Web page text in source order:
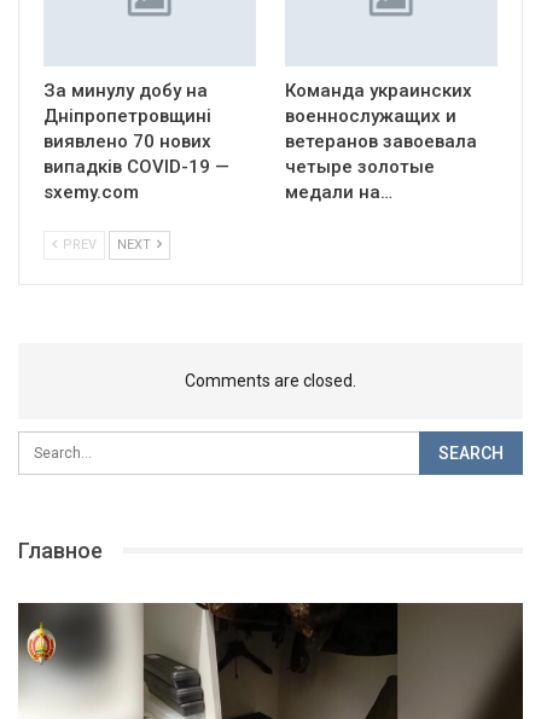
За минулу добу на
Дніпропетровщині
виявлено 70 нових
випадків COVID-19 —
sxemy.com
Команда украинских
военнослужащих и
ветеранов завоевала
четыре золотые
медали на…
PREV NEXT
Comments are closed.
Главное